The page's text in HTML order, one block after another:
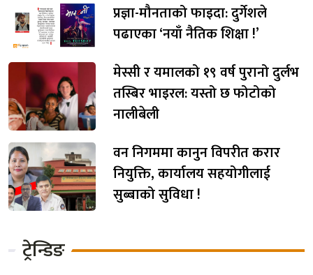
प्रज्ञा-मौनताको फाइदा: दुर्गेशले
पढाएका ‘नयाँ नैतिक शिक्षा !’
मेस्सी र यमालको १९ वर्ष पुरानो दुर्लभ
तस्बिर भाइरल: यस्तो छ फोटोको
नालीबेली
वन निगममा कानुन विपरीत करार
नियुक्ति, कार्यालय सहयोगीलाई
सुब्बाको सुविधा !
ट्रेन्डिङ